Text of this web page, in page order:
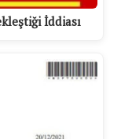
İddiası